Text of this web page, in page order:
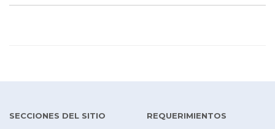
SECCIONES DEL SITIO REQUERIMIENTOS